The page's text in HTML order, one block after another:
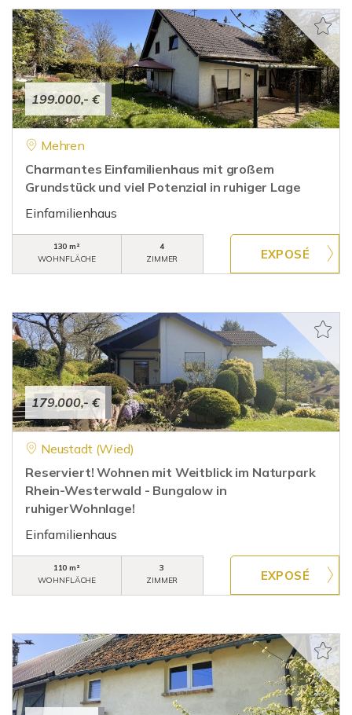
199.000,- €
Mehren
Charmantes Einfamilienhaus mit großem
Grundstück und viel Potenzial in ruhiger Lage
Einfamilienhaus
130 m²
WOHNFLÄCHE
4
ZIMMER
179.000,- €
Neustadt (Wied)
Reserviert! Wohnen mit Weitblick im Naturpark
Rhein-Westerwald - Bungalow in
ruhigerWohnlage!
Einfamilienhaus
110 m²
WOHNFLÄCHE
3
ZIMMER